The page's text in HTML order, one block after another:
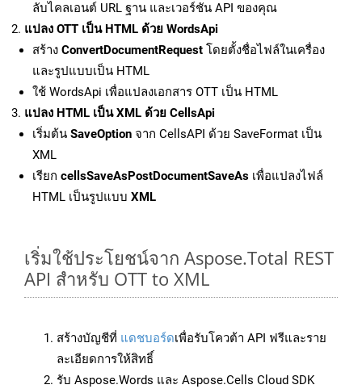
ลับไคลเอนต์ URL ฐาน และเวอร์ชัน API ของคุณ
แปลง OTT เป็น HTML ด้วย WordsApi
สร้าง ConvertDocumentRequest โดยตั้งชื่อไฟล์ในเครื่อง
และรูปแบบเป็น HTML
ใช้ WordsApi เพื่อแปลงเอกสาร OTT เป็น HTML
แปลง HTML เป็น XML ด้วย CellsApi
เริ่มต้น SaveOption จาก CellsAPI ด้วย SaveFormat เป็น
XML
เรียก cellsSaveAsPostDocumentSaveAs เพื่อแปลงไฟล์
HTML เป็นรูปแบบ XML
เริ่มใช้ประโยชน์จาก Aspose.Total REST
API สำหรับ OTT to XML
สร้างบัญชีที่ แดชบอร์ดเพื่อรับโควต้า API ฟรีและราย
ละเอียดการให้สิทธิ์
รับ Aspose.Words และ Aspose.Cells Cloud SDK